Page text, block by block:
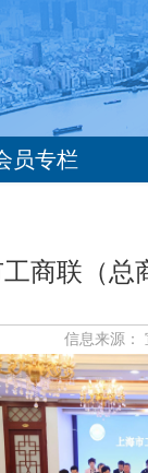
员专栏
工商联（
信息来源：